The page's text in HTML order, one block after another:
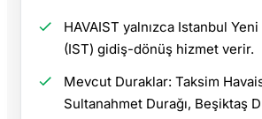
HAVAIST yalnızca Istanbul Yeni
(IST) gidiş-dönüş hizmet verir.
Mevcut Duraklar: Taksim
Sultanahmet Durağı, Beşiktaş